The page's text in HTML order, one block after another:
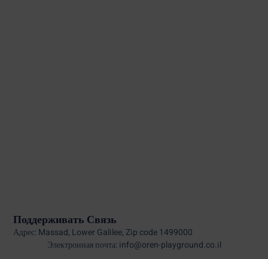
Поддерживать Связь
Адрес: Massad, Lower Galilee, Zip code 1499000
Электронная почта: info@oren-playground.co.il